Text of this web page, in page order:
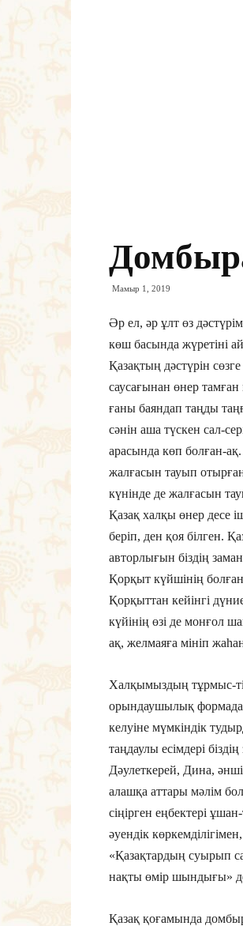
Мамыр 1, 2019
Әр ел, әр ұлт өз
көш басында жүретіні
Қазақтың дәстүрін
саусағынан өнер тамған
ғаны баяндап таңды
сәнін аша түскен сал-
арасында көп болған-ақ.
жалғасын тауып
күнінде де жалғасын
Қазақ халқы өнер десе
беріп, ден қоя білген.
авторлығын біздің
Қорқыт күйшінің
Қорқыттан кейін­гі
күйінің өзі де
ақ, желмаяға мініп
Халқымыздың тұрмыс-
орындаушылық формада
келуіне мүмкіндік
таңдаулы есімдері
Дәулеткерей, Дина,
алашқа аттары мәлім
сіңірген еңбектері
әуендік
«Қазақтардың суырып
нақты өмір шындығы»
Қазақ қоғамында